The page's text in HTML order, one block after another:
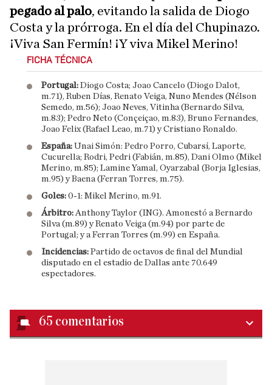
pegado al palo, evitando la salida de Diogo
Costa y la prórroga. En el día del Chupinazo.
¡Viva San Fermín! ¡Y viva Mikel Merino!
FICHA TÉCNICA
Portugal: Diogo Costa; Joao Cancelo (Diogo Dalot,
m.71), Ruben Días, Renato Veiga, Nuno Mendes (Nélson
Semedo, m.56); Joao Neves, Vitinha (Bernardo Silva,
m.83); Pedro Neto (Conçeiçao, m.83), Bruno Fernandes,
Joao Felix (Rafael Leao, m.71) y Cristiano Ronaldo.
España: Unai Simón: Pedro Porro, Cubarsí, Laporte,
Cucurella; Rodri, Pedri (Fabián, m.85), Dani Olmo (Mikel
Merino, m.85); Lamine Yamal, Oyarzabal (Borja Iglesias,
m.95) y Baena (Ferran Torres, m.75).
Goles: 0-1: Mikel Merino, m.91.
Árbitro: Anthony Taylor (ING). Amonestó a Bernardo
Silva (m.89) y Renato Veiga (m.94) por parte de
Portugal; y a Ferran Torres (m.99) en España.
Incidencias: Partido de octavos de final del Mundial
disputado en el estadio de Dallas ante 70.649
espectadores.
65 comentarios